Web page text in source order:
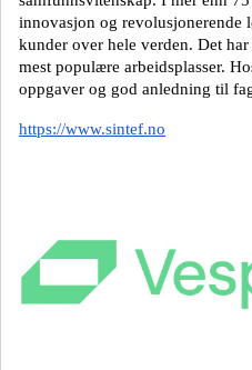
innovasjon og revolusjonerende
kunder over hele verden. Det
mest populære arbeidsplasser.
oppgaver og god anledning til
https://www.sintef.no